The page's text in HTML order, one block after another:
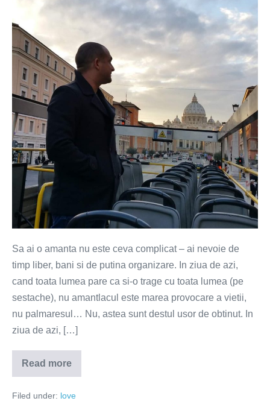
e
ala
care
are
amante?
Un
barbat
care
se
respecta!
Sa ai o amanta nu este ceva complicat – ai nevoie de
timp liber, bani si de putina organizare. In ziua de azi,
cand toata lumea pare ca si-o trage cu toata lumea (pe
sestache), nu amantlacul este marea provocare a vietii,
nu palmaresul… Nu, astea sunt destul usor de obtinut. In
ziua de azi, […]
Read more
Ce
barbat
ala
Filed under: love